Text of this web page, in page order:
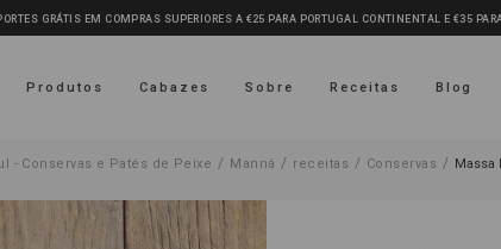
GRÁTIS EM COMPRAS SUPERIORES A €25 PARA PORTUGAL CONTINENTAL E €35
Produtos Cabazes Sobre Receitas Blog
- Conservas e Patés de Peixe / Manná / receitas / Conservas / Massa